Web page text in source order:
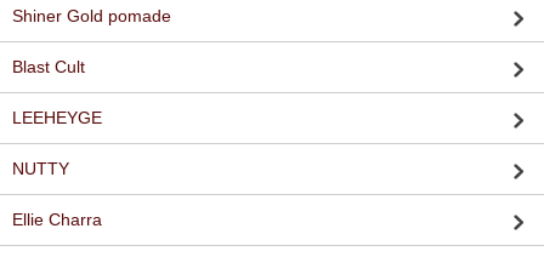
Shiner Gold pomade
Blast Cult
LEEHEYGE
NUTTY
Ellie Charra